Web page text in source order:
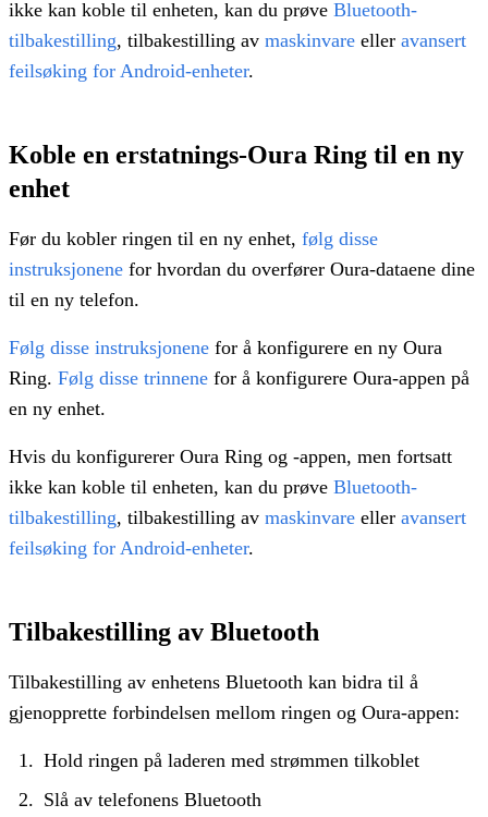
ikke kan koble til enheten, kan du prøve Bluetooth-
tilbakestilling, tilbakestilling av maskinvare eller avansert
feilsøking for Android-enheter.
Koble en erstatnings-Oura Ring til en ny
enhet
Før du kobler ringen til en ny enhet, følg disse
instruksjonene for hvordan du overfører Oura-dataene dine
til en ny telefon.
Følg disse instruksjonene for å konfigurere en ny Oura
Ring. Følg disse trinnene for å konfigurere Oura-appen på
en ny enhet.
Hvis du konfigurerer Oura Ring og -appen, men fortsatt
ikke kan koble til enheten, kan du prøve Bluetooth-
tilbakestilling, tilbakestilling av maskinvare eller avansert
feilsøking for Android-enheter.
Tilbakestilling av Bluetooth
Tilbakestilling av enhetens Bluetooth kan bidra til å
gjenopprette forbindelsen mellom ringen og Oura-appen:
Hold ringen på laderen med strømmen tilkoblet
Slå av telefonens Bluetooth